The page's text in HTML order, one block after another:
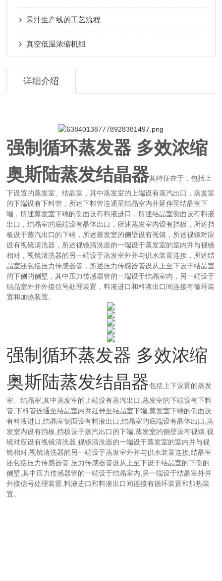
果汁生产线的工艺流程
真空低温浓缩机组
详细介绍
强制循环蒸发器 多效浓缩
奥斯陆蒸发结晶器其特征在于，包括上
下设置的蒸发室、结晶室，其中蒸发室的上端设有蒸汽出口，蒸发室
的下端设有下料管，所述下料管连通至结晶室内并延伸至结晶室下
端，所述蒸发室下端的侧面设有料液进口，所述结晶室侧面设有料液
出口，结晶室的底端设有晶体出口，所述蒸发室内设有挡板，所述挡
板设于蒸汽出口的下端，所述蒸发室的侧壁设有视镜，所述视镜对应
设有视镜清洗器，所述视镜清洗器的一端设于蒸发室的室内并与视镜
相对，视镜清洗器的另一端设于蒸发室外并与供水装置连接，所述结
晶室还包括压力传感器管，所述压力传感器管设从上至下设于结晶室
的下侧的侧壁，其中压力传感器管的一端设于结晶室内，另一端设于
结晶室外并外接信号处理装置，料液进口和料液出口间连接有循环装
置和加热装置。
强制循环蒸发器 多效浓缩
奥斯陆蒸发结晶器包括上下设置的蒸发
室、结晶室,其中蒸发室的上端设有蒸汽出口,蒸发室的下端设有下料
管,下料管连通至结晶室内并延伸至结晶室下端,蒸发室下端的侧面设
有料液进口,结晶室侧面设有料液出口,结晶室的底端设有晶体出口,蒸
发室内设有挡板,挡板设于蒸汽出口的下端,蒸发室的侧壁设有视镜,视
镜对应设有视镜清洗器,视镜清洗器的一端设于蒸发室的室内并与视
镜相对,视镜清洗器的另一端设于蒸发室外并与供水装置连接,结晶室
还包括压力传感器管,压力传感器管设从上至下设于结晶室的下侧的
侧壁,其中压力传感器管的一端设于结晶室内,另一端设于结晶室外并
外接信号处理装置,料液进口和料液出口间连接有循环装置和加热装
置。